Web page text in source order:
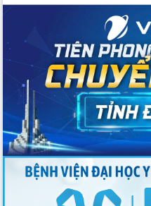
Tổ chức trang trọng Lễ hội Đền thờ
Lương Văn Chánh năm 2026
Phó Bí thư Tỉnh ủy Đắk Lắk Đỗ Hữu
Huy giữ chức Bí thư Đảng ủy Ủy Ban
Nhân dân tỉnh
Bệnh án điện tử thúc đẩy chuyển đổi
số y tế tại Đắk Lắk
Chuyển đổi số thư viện: Mở rộng
không gian tri thức trong thời đại số
Đánh giá, rút kinh nghiệm công tác tổ
chức diễn tập trước ngày bầu cử
Chương trình “Gặp gỡ hữu nghị –
Friendship Meeting New Year 2026”